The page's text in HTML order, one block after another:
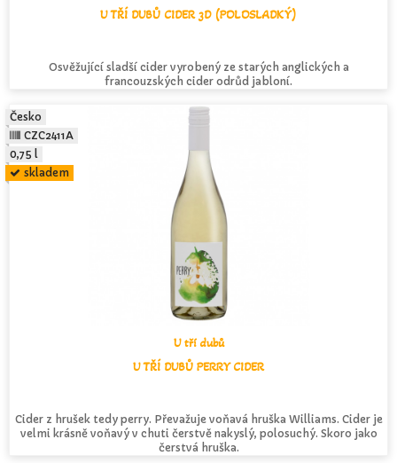
U TŘÍ DUBŮ CIDER 3D (POLOSLADKÝ)
Osvěžující sladší cider vyrobený ze starých anglických a
francouzských cider odrůd jabloní.
U tří dubů
U TŘÍ DUBŮ PERRY CIDER
Cider z hrušek tedy perry. Převažuje voňavá hruška Williams. Cider je
velmi krásně voňavý v chuti čerstvě nakyslý, polosuchý. Skoro jako
čerstvá hruška.
Česko
CZC2411A
0,75 l
skladem